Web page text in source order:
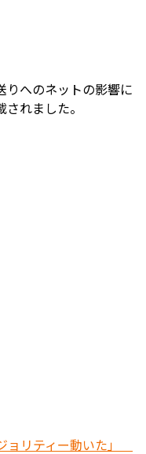
へのネットの影響に
れました。
ョリティー動いた」